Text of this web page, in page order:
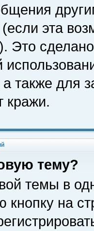
эта
Это
а также для
кражи.
тему?
темы в
кнопку на